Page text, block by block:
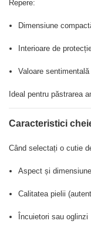
Repere:
Dimensiune
Interioare de
Valoare sentimentală
Ideal pentru păstrarea
Caracteristici
Când selectați o cutie
Aspect și dimensiune
Calitatea pielii
Încuietori sau oglinzi